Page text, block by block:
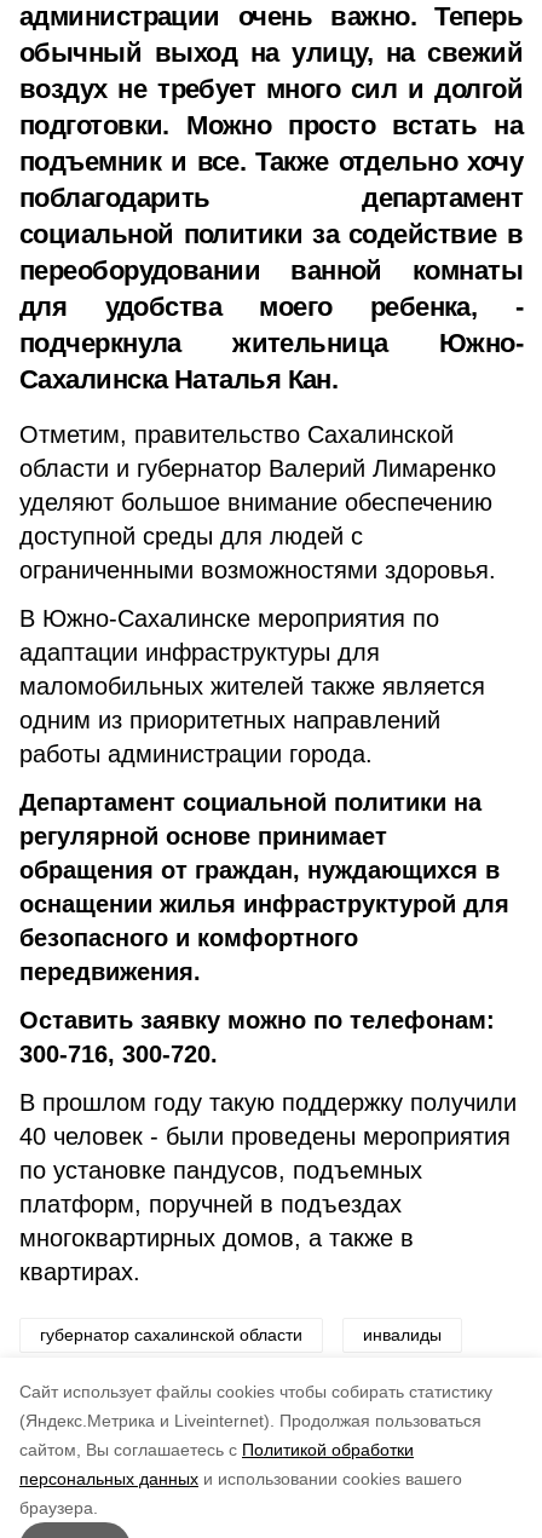
Cайт использует файлы cookies чтобы собирать статистику
(Яндекс.Метрика и Liveinternet).
Продолжая пользоваться
сайтом, Вы соглашаетесь с Политикой обработки
персональных данных и использовании cookies вашего
браузера.
администрации очень важно. Теперь
обычный выход на улицу, на свежий
воздух не требует много сил и долгой
подготовки. Можно просто встать на
подъемник и все. Также отдельно хочу
поблагодарить департамент
социальной политики за содействие в
переоборудовании ванной комнаты
для удобства моего ребенка, -
подчеркнула жительница Южно-
Сахалинска Наталья Кан.
Отметим, правительство Сахалинской
области и губернатор Валерий Лимаренко
уделяют большое внимание обеспечению
доступной среды для людей с
ограниченными возможностями здоровья.
В Южно-Сахалинске мероприятия по
адаптации инфраструктуры для
маломобильных жителей также является
одним из приоритетных направлений
работы администрации города.
Департамент социальной политики на
регулярной основе принимает
обращения от граждан, нуждающихся в
оснащении жилья инфраструктурой для
безопасного и комфортного
передвижения.
Оставить заявку можно по телефонам:
300-716, 300-720.
В прошлом году такую поддержку получили
40 человек - были проведены мероприятия
по установке пандусов, подъемных
платформ, поручней в подъездах
многоквартирных домов, а также в
квартирах.
губернатор сахалинской области инвалиды
меры поддержки
по оценке
5